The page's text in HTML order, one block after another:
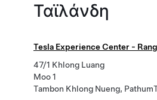
Ταϊλάνδη
Tesla Experience Center -
47/1 Khlong Luang
Moo 1
Tambon Khlong Nueng,